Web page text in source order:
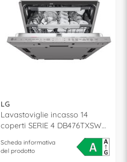
LG
Lavastoviglie incasso 14
coperti SERIE 4 DB476TXSW
QuadWash classe A (L60cm)
Scheda informativa
del prodotto